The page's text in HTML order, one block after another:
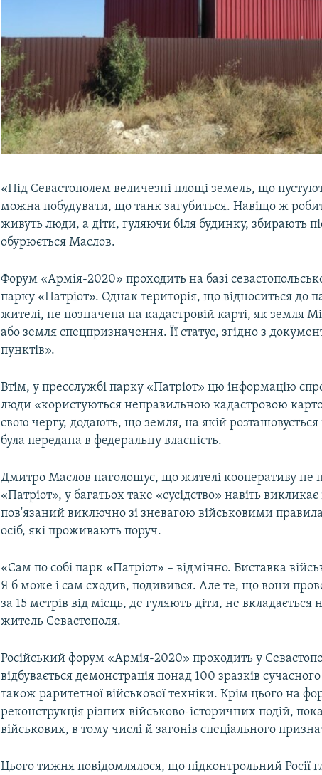
«Під Севастополем величезні площі земель, що
можна побудувати, що танк загубиться. Навіщо ж
живуть люди, а діти, гуляючи біля будинку, збирають
обурюється Маслов.
Форум «Армія-2020» проходить на базі
парку «Патріот». Однак територія, що відноситься до
жителі, не позначена на кадастровій карті, як земля
або земля спецпризначення. Її статус, згідно з
пунктів».
Втім, у пресслужбі парку «Патріот» цю інформацію
люди «користуються неправильною кадастровою
свою чергу, додають, що земля, на якій розташовується
була передана в федеральну власність.
Дмитро Маслов наголошує, що жителі кооперативу не
«Патріот», у багатьох таке «сусідство» навіть
пов'язаний виключно зі зневагою військовими
осіб, які проживають поруч.
«Сам по собі парк «Патріот» – відмінно. Виставка
Я б може і сам сходив, подивився. Але те, що вони
за 15 метрів від місць, де гуляють діти, не вкладається
житель Севастополя.
Російський форум «Армія-2020» проходить у
відбувається демонстрація понад 100 зразків
також раритетної військової техніки. Крім цього на
реконструкція різних військово-історичних подій,
військових, в тому числі й загонів спеціального
Цього тижня повідомлялося, що підконтрольний Росії